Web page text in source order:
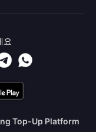
요
Top-Up Platform